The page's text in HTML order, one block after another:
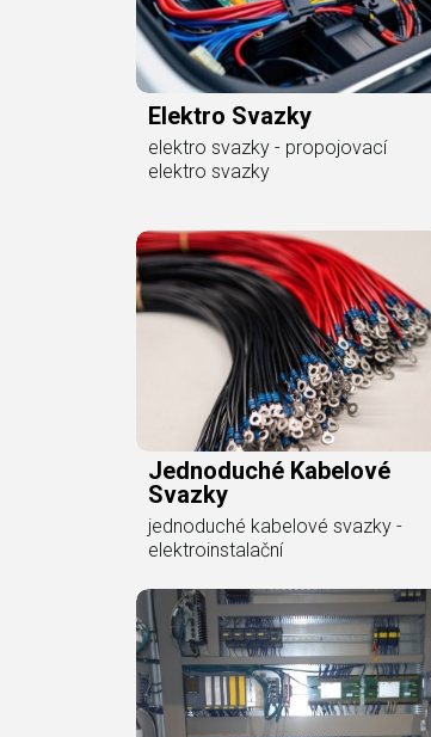
Elektro Svazky
elektro svazky - propojovací
elektro svazky
Jednoduché Kabelové
Svazky
jednoduché kabelové svazky -
elektroinstalační